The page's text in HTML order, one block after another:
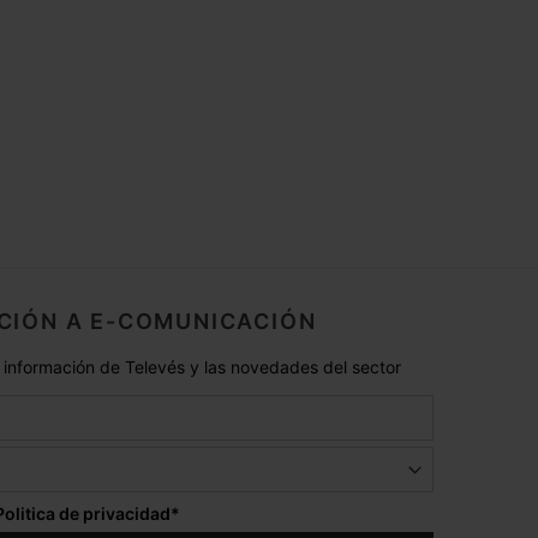
A E-COMUNICACIÓN
de Televés y las novedades del sector
de privacidad*